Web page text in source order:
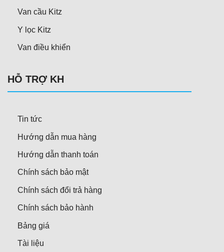
Van cầu Kitz
Y lọc Kitz
Van điều khiển
HỖ TRỢ KH
Tin tức
Hướng dẫn mua hàng
Hướng dẫn thanh toán
Chính sách bảo mật
Chính sách đổi trả hàng
Chính sách bảo hành
Bảng giá
Tài liệu